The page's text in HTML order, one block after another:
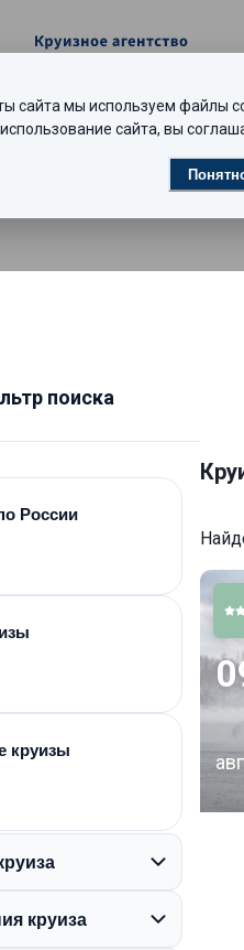
Видеообзоры
поиска
России
круизы
круиза
авг
сайта мы используем файлы
сайта, вы